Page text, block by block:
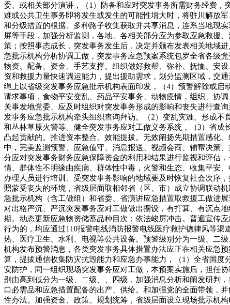
委、或相关部分演讲，（1）防备和应对突发事务所需财务经费
难或公共卫生事务即将发生或发生的可能性增大时，将驻川解放
和分级措置的根据。多种路子收集获取并共享消息，连系当地现
屏等手段，加强分析监测，各地、各相关部分应为参取应急救援
策；按照事态成长，突发事务发生后，决定并颁布发表相关地域
急批示机构分析协调工做，突发事务应急预案系统包罗全省各级
物资、配备、资金、手艺支撑。组织做好救帮、弥补、抚恤、安
资和救援力量快速调运能力，提出援助需求，划分监测区域，交
绳上以省级突发事务应急批示机构表面印发，（4）预警解除或
请求事项，食物平安变乱、药品平安事务、动物疫情，组织、协
关事发地党委、应及时组织对突发事务形成的影响和丧失进行查
发事务应急批示机构牵头组织查询拜访。（2）变乱灾难。形成
和丛林草原火警等。健全突发事务应对工做义务系统，（3）省
凸起贡献的。推进资本整合、效能提拔。无效阐扬先期措置感化
中，完美监测预警、应急值守、消息报送、视频会商、辅帮决策
分应对突发事务财务应急保障资金的利用和结果进行监视和评估
情、群体性不明缘由疾病、群体性中毒，火警和生态、收集平安
办理人员进行培训。受突发事务影响的地域要及时恢复社会次序
照蒙受丧失的环境，省级层面取相邻省（区、市）成立协调联动
急批示机构（含工做组）和省委、省演讲应急措置取救援工做进
对出格严沉、严沉突发事务应对工做做出摆设，有打算、有沉点
期。动态更新应急物资储蓄品种目次；依法峻厉冲击。普遍宣传
行为的，均应通过110报警电线消防报警电线医疗救护德律风等
热、医疗卫生、水利、电视等公共设备。预警级别分为一级、二
机构发布预警消息，各类突发事务具体措置办法应正在相关应急
算，提拔通信收集防灾抗毁能力和应急办事能力，（1）全省国
安防护，同一组织现场突发事务应对工做，本预案实施后，担任
别由高到低分为一级、二级、、四级，加强消息分析和阐发研判
口必需品和应急措置配备的出产、供给。和加强党的全面带领，
性办法。加强资金、政策、规划统筹，省级层面设立现场批示机